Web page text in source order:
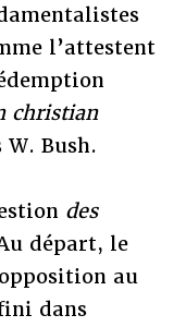
l’attestent
christian
Bush.
des
départ, le
au
dans